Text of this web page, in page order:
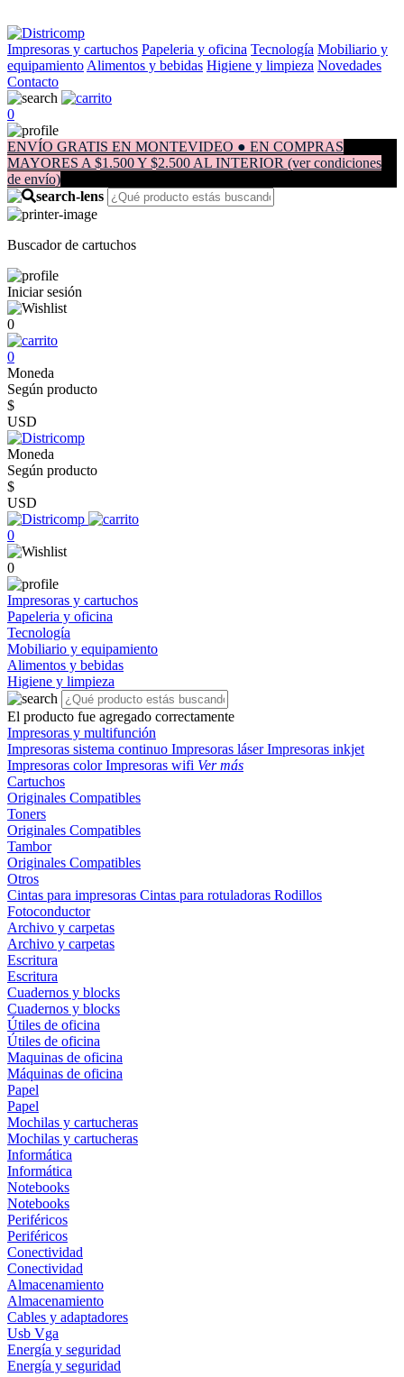
Impresoras y cartuchos Papeleria y oficina Tecnología Mobiliario y
equipamiento Alimentos y bebidas Higiene y limpieza Novedades
Contacto
0
ENVÍO GRATIS EN MONTEVIDEO ● EN COMPRAS
MAYORES A $1.500 Y $2.500 AL INTERIOR (ver condiciones
de envío)
Buscador de cartuchos
Iniciar sesión
0
0
Moneda
Según producto
$
USD
Moneda
Según producto
$
USD
0
0
Impresoras y cartuchos
Papeleria y oficina
Tecnología
Mobiliario y equipamiento
Alimentos y bebidas
Higiene y limpieza
El producto fue agregado correctamente
Impresoras y multifunción
Impresoras sistema continuo Impresoras láserImpresoras inkjet
Impresoras colorImpresoras wifi Ver más
Cartuchos
Originales Compatibles
Toners
Originales Compatibles
Tambor
Originales Compatibles
Otros
Cintas para impresoras Cintas para rotuladoras Rodillos
Fotoconductor
Archivo y carpetas
Archivo y carpetas
Escritura
Escritura
Cuadernos y blocks
Cuadernos y blocks
Útiles de oficina
Útiles de oficina
Maquinas de oficina
Máquinas de oficina
Papel
Papel
Mochilas y cartucheras
Mochilas y cartucheras
Informática
Informática
Notebooks
Notebooks
Periféricos
Periféricos
Conectividad
Conectividad
Almacenamiento
Almacenamiento
Cables y adaptadores
Usb Vga
Energía y seguridad
Energía y seguridad